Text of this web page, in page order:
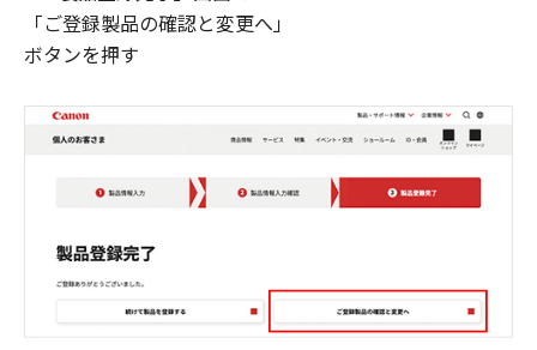
「ご登録製品の確認と変更へ」
ボタンを押す